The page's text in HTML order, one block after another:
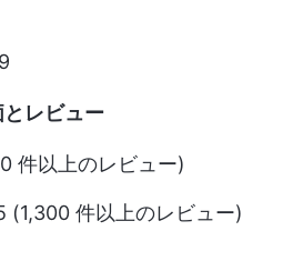
レビュー
件以上のレビュー)
(1,300 件以上のレビュー)